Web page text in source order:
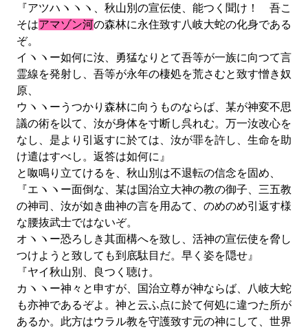
『アツハヽヽヽ、秋山別の宣伝使、能つく聞け！ 吾こ
そはアマゾン河の森林に永住致す八岐大蛇の化身である
ぞ。
イヽヽー如何に汝、勇猛なりとて吾等が一族に向つて言
霊線を発射し、吾等が永年の棲処を荒さむと致す憎き奴
原、
ウヽヽーうつかり森林に向うものならば、某が神変不思
議の術を以て、汝が身体を寸断し呉れむ。万一汝改心を
なし、是より引返すに於ては、汝が罪を許し、生命を助
け遣はすべし。返答は如何に』
と呶鳴り立てけるを、秋山別は不退転の信念を固め、
『エヽヽー面倒な、某は国治立大神の教の御子、三五教
の神司、汝が如き曲神の言を用ゐて、のめのめ引返す様
な腰抜武士ではないぞ。
オヽヽー恐ろしき其面構へを致し、活神の宣伝使を脅し
つけようと致しても到底駄目だ。早く姿を隠せ』
『ヤイ秋山別、良つく聴け。
カヽヽー神々と申すが、国治立尊が神ならば、八岐大蛇
も亦神であるぞよ。神と云ふ点に於て何処に違つた所が
あるか。此方はウラル教を守護致す元の神にして、世界